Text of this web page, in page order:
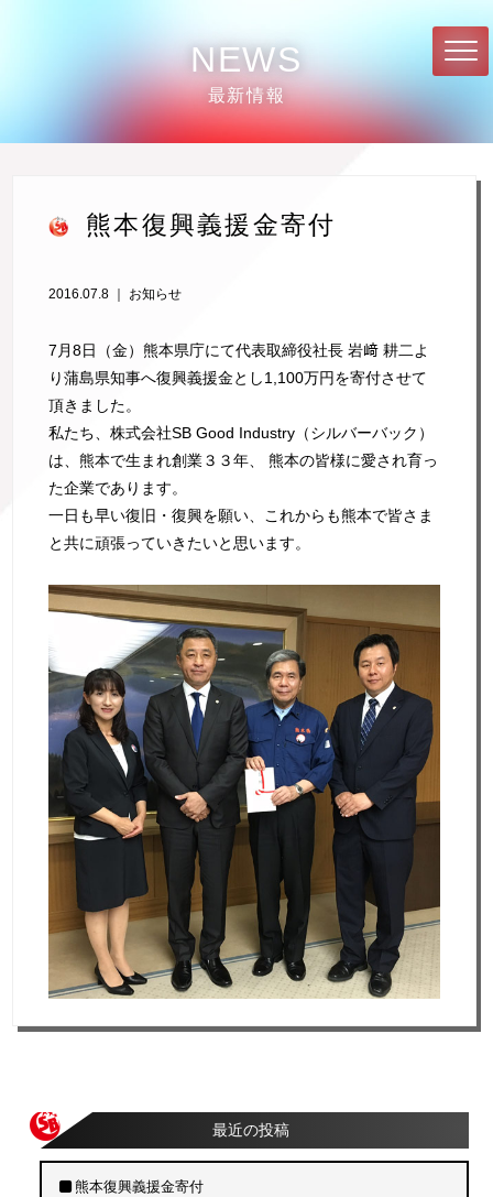
NEWS
最新情報
熊本復興義援金寄付
2016.07.8 ｜ お知らせ
7月8日（金）熊本県庁にて代表取締役社長 岩﨑 耕二よ
り蒲島県知事へ復興義援金とし1,100万円を寄付させて
頂きました。
私たち、株式会社SB Good Industry（シルバーバック）
は、熊本で生まれ創業３３年、 熊本の皆様に愛され育っ
た企業であります。
一日も早い復旧・復興を願い、これからも熊本で皆さま
と共に頑張っていきたいと思います。
最近の投稿
熊本復興義援金寄付